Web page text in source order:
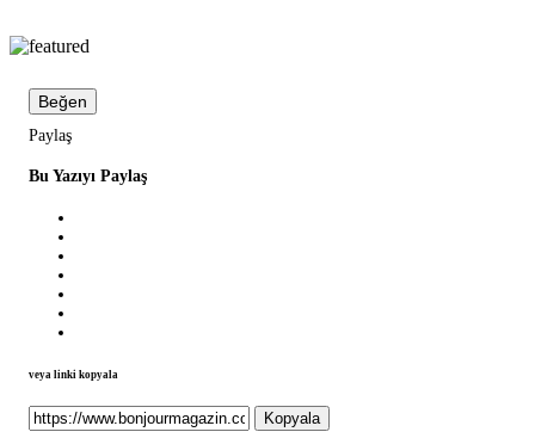
Beğen
Paylaş
Bu Yazıyı Paylaş
veya linki kopyala
Kopyala